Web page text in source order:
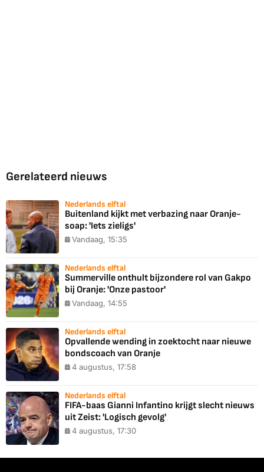
Gerelateerd nieuws
Nederlands elftal
Buitenland kijkt met verbazing naar Oranje-
soap: 'Iets zieligs'
Vandaag, 15:35
Nederlands elftal
Summerville onthult bijzondere rol van Gakpo
bij Oranje: 'Onze pastoor'
Vandaag, 14:55
Nederlands elftal
Opvallende wending in zoektocht naar nieuwe
bondscoach van Oranje
4 augustus, 17:58
Nederlands elftal
FIFA-baas Gianni Infantino krijgt slecht nieuws
uit Zeist: 'Logisch gevolg'
4 augustus, 17:30